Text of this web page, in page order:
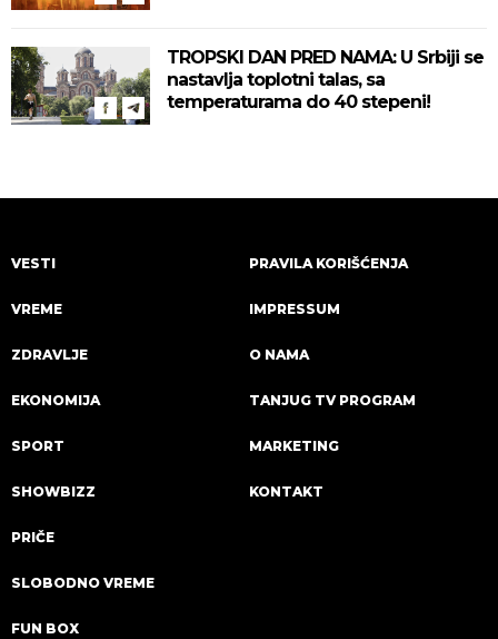
TROPSKI DAN PRED NAMA: U Srbiji se
nastavlja toplotni talas, sa
temperaturama do 40 stepeni!
VESTI
VREME
ZDRAVLJE
EKONOMIJA
SPORT
SHOWBIZZ
PRIČE
SLOBODNO VREME
FUN BOX
PRAVILA KORIŠĆENJA
IMPRESSUM
O NAMA
TANJUG TV PROGRAM
MARKETING
KONTAKT